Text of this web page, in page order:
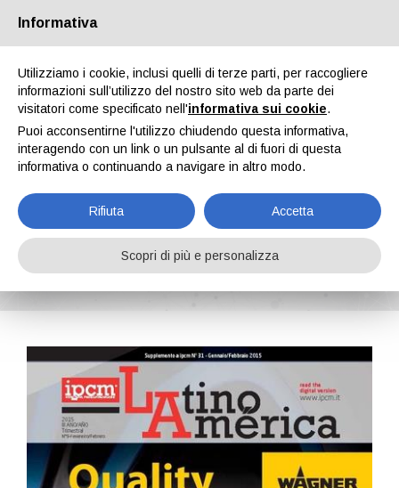
Chi siamo Partners Contatti Area riservata
LatinoAmérica n. 9, Vol. III, Gennaio, Febbraio, Marzo 2015
Home Riviste LatinoAmérica LatinoAmérica n. 9, Vol. III, Gennaio, Febbraio, Marzo 2015
Informativa
Utilizziamo i cookie, inclusi quelli di terze parti, per raccogliere
informazioni sull’utilizzo del nostro sito web da parte dei
visitatori come specificato nell'informativa sui cookie.
Puoi acconsentirne l'utilizzo chiudendo questa informativa,
interagendo con un link o un pulsante al di fuori di questa
informativa o continuando a navigare in altro modo.
Rifiuta Accetta
Scopri di più e personalizza